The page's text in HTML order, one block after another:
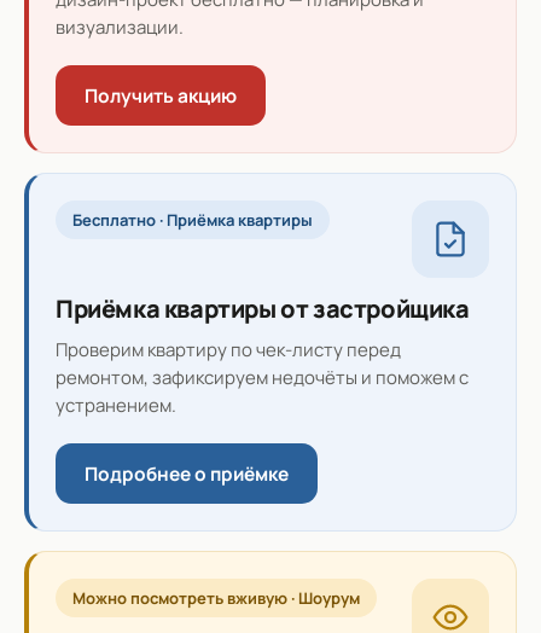
визуализации.
Получить акцию
Бесплатно · Приёмка квартиры
Приёмка квартиры от застройщика
Проверим квартиру по чек-листу перед
ремонтом, зафиксируем недочёты и поможем с
устранением.
Подробнее о приёмке
Можно посмотреть вживую · Шоурум